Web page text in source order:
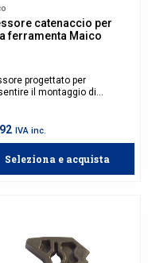
catenaccio per
ferramenta Maico
progettato per
il montaggio di
IVA inc.
Seleziona e acquista